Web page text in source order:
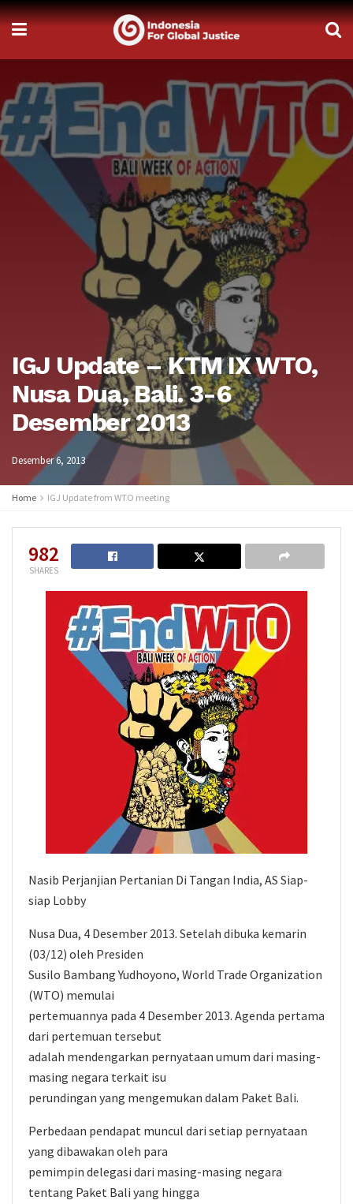
IGJ Update – KTM IX WTO,
Nusa Dua, Bali. 3-6
Desember 2013
Desember 6, 2013
Home IGJ Update from WTO meeting
982
SHARES
Nasib Perjanjian Pertanian Di Tangan India, AS Siap-
siap Lobby
Nusa Dua, 4 Desember 2013. Setelah dibuka kemarin
(03/12) oleh Presiden
Susilo Bambang Yudhoyono, World Trade Organization
(WTO) memulai
pertemuannya pada 4 Desember 2013. Agenda pertama
dari pertemuan tersebut
adalah mendengarkan pernyataan umum dari masing-
masing negara terkait isu
perundingan yang mengemukan dalam Paket Bali.
Perbedaan pendapat muncul dari setiap pernyataan
yang dibawakan oleh para
pemimpin delegasi dari masing-masing negara
tentang Paket Bali yang hingga